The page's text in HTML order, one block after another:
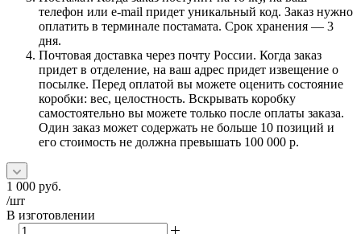
телефон или e-mail придет уникальный код. Заказ нужно
оплатить в терминале постамата. Срок хранения — 3
дня.
Почтовая доставка через почту России. Когда заказ
придет в отделение, на ваш адрес придет извещение о
посылке. Перед оплатой вы можете оценить состояние
коробки: вес, целостность. Вскрывать коробку
самостоятельно вы можете только после оплаты заказа.
Один заказ может содержать не больше 10 позиций и
его стоимость не должна превышать 100 000 р.
1 000 руб.
/шт
В изготовлении